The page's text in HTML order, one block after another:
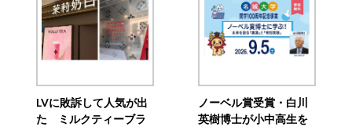
LVに敗訴して人気が出
た ミルクティーブラ
ノーベル賞受賞・白川
英樹博士が小中高生を